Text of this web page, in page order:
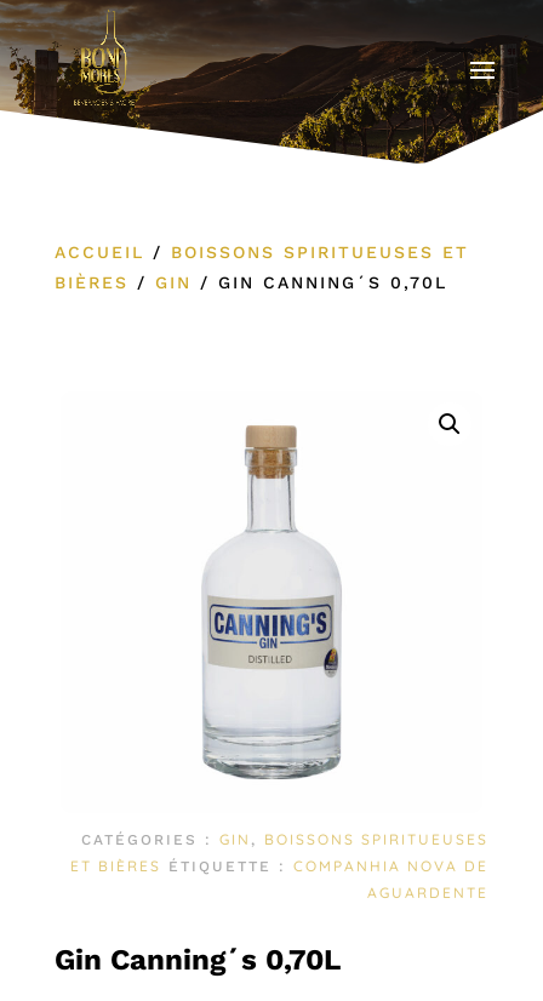
ACCUEIL / BOISSONS SPIRITUEUSES ET
BIÈRES
/ GIN / GIN CANNING´S 0,70L
CATÉGORIES : GIN , BOISSONS SPIRITUEUSES
ET BIÈRES
ÉTIQUETTE :
COMPANHIA NOVA DE
AGUARDENTE
Gin Canning´s 0,70L